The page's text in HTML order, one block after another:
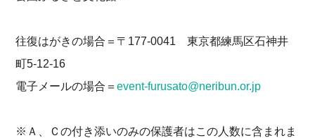
往復はがきの場合＝〒177-0041 東京都練馬区石神井
町5-12-16
電子メールの場合＝event-furusato@neribun.or.jp
※Ａ、Ｃの付き添いのみの保護者はこの人数に含まれま